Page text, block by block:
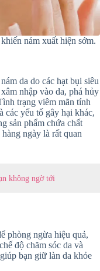
nám xuất hiện sớm.
da do các hạt bụi siêu
nhập vào da, phá hủy
trạng viêm mãn tính
các yếu tố gây hại khác,
sản phẩm chứa chất
ngày là rất quan
không ngờ tới
phòng ngừa hiệu quả,
độ chăm sóc da và
bạn giữ làn da khỏe